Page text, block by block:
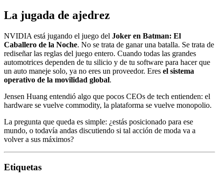
La jugada de ajedrez
NVIDIA está jugando el juego del Joker en Batman: El
Caballero de la Noche. No se trata de ganar una batalla. Se trata de
rediseñar las reglas del juego entero. Cuando todas las grandes
automotrices dependen de tu silicio y de tu software para hacer que
un auto maneje solo, ya no eres un proveedor. Eres el sistema
operativo de la movilidad global.
Jensen Huang entendió algo que pocos CEOs de tech entienden: el
hardware se vuelve commodity, la plataforma se vuelve monopolio.
La pregunta que queda es simple: ¿estás posicionado para ese
mundo, o todavía andas discutiendo si tal acción de moda va a
volver a sus máximos?
Etiquetas